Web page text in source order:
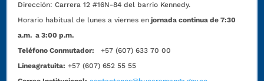
Dirección:Carrera 12 #16N-84 del barrio Kennedy.
Horario habitual de lunes a viernes en jornada continua de 7:30
a.m. a 3:00 p.m.
Teléfono Conmutador:
+57 (607) 633 70 00
Líneagratuita: +57 (607) 652 55 55